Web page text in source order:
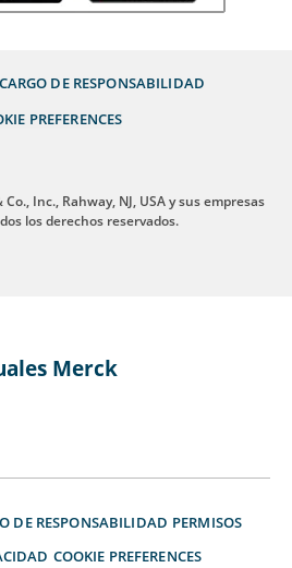
DE RESPONSABILIDAD
PREFERENCES
Co., Inc., Rahway, NJ, USA y sus empresas
los derechos reservados.
Merck
DE RESPONSABILIDAD PERMISOS
COOKIE PREFERENCES